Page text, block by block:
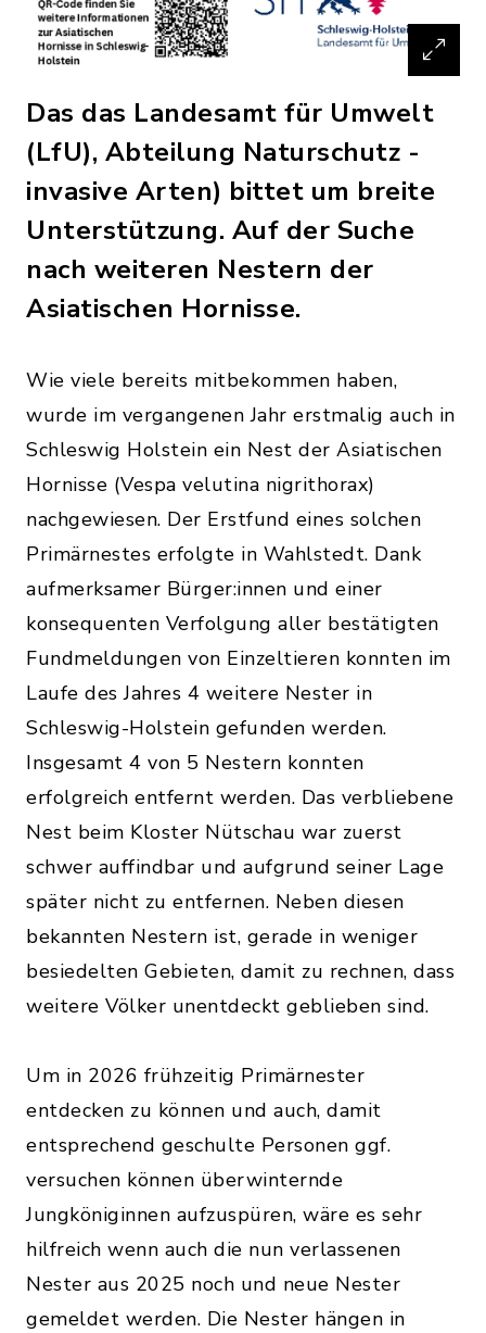
Das das Landesamt für Umwelt
(LfU), Abteilung Naturschutz -
invasive Arten) bittet um breite
Unterstützung. Auf der Suche
nach weiteren Nestern der
Asiatischen Hornisse.
Wie viele bereits mitbekommen haben,
wurde im vergangenen Jahr erstmalig auch in
Schleswig Holstein ein Nest der Asiatischen
Hornisse (Vespa velutina nigrithorax)
nachgewiesen. Der Erstfund eines solchen
Primärnestes erfolgte in Wahlstedt. Dank
aufmerksamer Bürger:innen und einer
konsequenten Verfolgung aller bestätigten
Fundmeldungen von Einzeltieren konnten im
Laufe des Jahres 4 weitere Nester in
Schleswig-Holstein gefunden werden.
Insgesamt 4 von 5 Nestern konnten
erfolgreich entfernt werden. Das verbliebene
Nest beim Kloster Nütschau war zuerst
schwer auffindbar und aufgrund seiner Lage
später nicht zu entfernen. Neben diesen
bekannten Nestern ist, gerade in weniger
besiedelten Gebieten, damit zu rechnen, dass
weitere Völker unentdeckt geblieben sind.
Um in 2026 frühzeitig Primärnester
entdecken zu können und auch, damit
entsprechend geschulte Personen ggf.
versuchen können überwinternde
Jungköniginnen aufzuspüren, wäre es sehr
hilfreich wenn auch die nun verlassenen
Nester aus 2025 noch und neue Nester
gemeldet werden. Die Nester hängen in